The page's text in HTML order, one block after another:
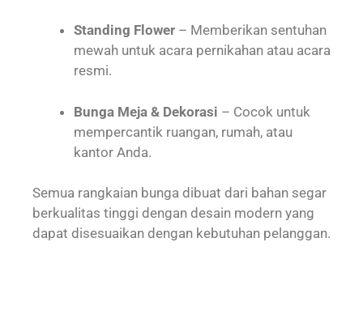
Standing Flower – Memberikan sentuhan
mewah untuk acara pernikahan atau acara
resmi.
Bunga Meja & Dekorasi – Cocok untuk
mempercantik ruangan, rumah, atau
kantor Anda.
Semua rangkaian bunga dibuat dari bahan segar
berkualitas tinggi dengan desain modern yang
dapat disesuaikan dengan kebutuhan pelanggan.